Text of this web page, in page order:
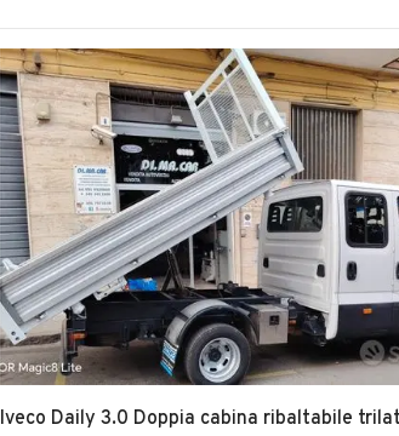
Iveco Daily 3.0 Doppia cabina ribaltabile